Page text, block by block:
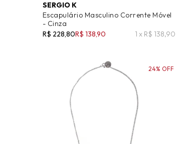
SERGIO K
Escapulário Masculino Corrente Móvel
- Cinza
R$ 228,80R$ 138,90 1 x R$ 138,90
24% OFF